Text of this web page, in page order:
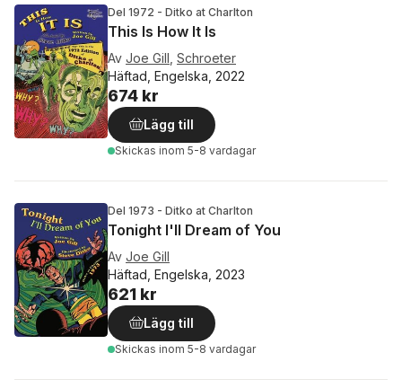
Del 1972 - Ditko at Charlton
This Is How It Is
Av Joe Gill Schroeter
Häftad, Engelska, 2022
674 kr
Lägg till
Skickas inom 5-8 vardagar
Del 1973 - Ditko at Charlton
Tonight I'll Dream of You
Av Joe Gill
Häftad, Engelska, 2023
621 kr
Lägg till
Skickas inom 5-8 vardagar